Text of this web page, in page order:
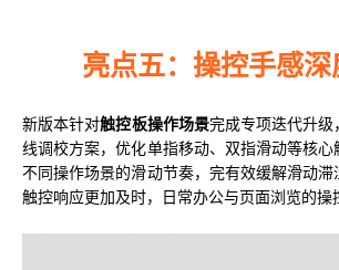
亮点五：操控手感深
新版本针对触控板操作场景完成专项迭代升级
线调校方案，优化单指移动、双指滑动等核
不同操作场景的滑动节奏，完有效缓解滑动滞
触控响应更加及时，日常办公与页面浏览的操